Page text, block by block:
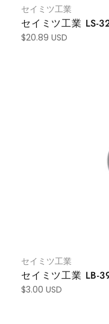
セイミツ工業
セイミツ工業 LS-
$20.89 USD
セイミツ工業
セイミツ工業 LB-
$3.00 USD